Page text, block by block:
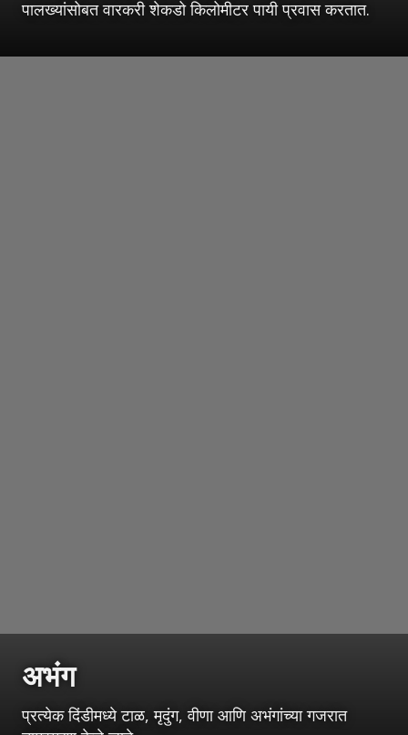
पालख्यांसोबत वारकरी शेकडो किलोमीटर पायी प्रवास करतात.
अभंग
प्रत्येक दिंडीमध्ये टाळ, मृदुंग, वीणा आणि अभंगांच्या गजरात